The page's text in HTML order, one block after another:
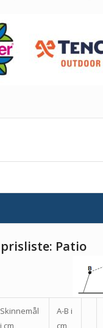
Patio
Skinnemål
i cm
A-B i
cm